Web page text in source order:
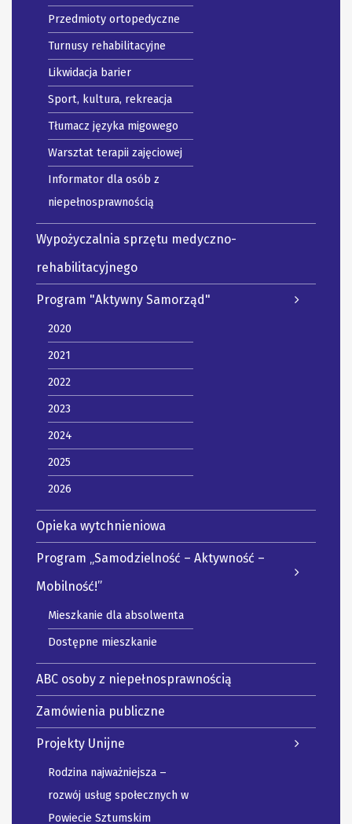
Przedmioty ortopedyczne
Turnusy rehabilitacyjne
Likwidacja barier
Sport, kultura, rekreacja
Tłumacz języka migowego
Warsztat terapii zajęciowej
Informator dla osób z
niepełnosprawnością
Wypożyczalnia sprzętu medyczno-
rehabilitacyjnego
Program "Aktywny Samorząd"
2020
2021
2022
2023
2024
2025
2026
Opieka wytchnieniowa
Program „Samodzielność – Aktywność –
Mobilność!”
Mieszkanie dla absolwenta
Dostępne mieszkanie
ABC osoby z niepełnosprawnością
Zamówienia publiczne
Projekty Unijne
Rodzina najważniejsza –
rozwój usług społecznych w
Powiecie Sztumskim